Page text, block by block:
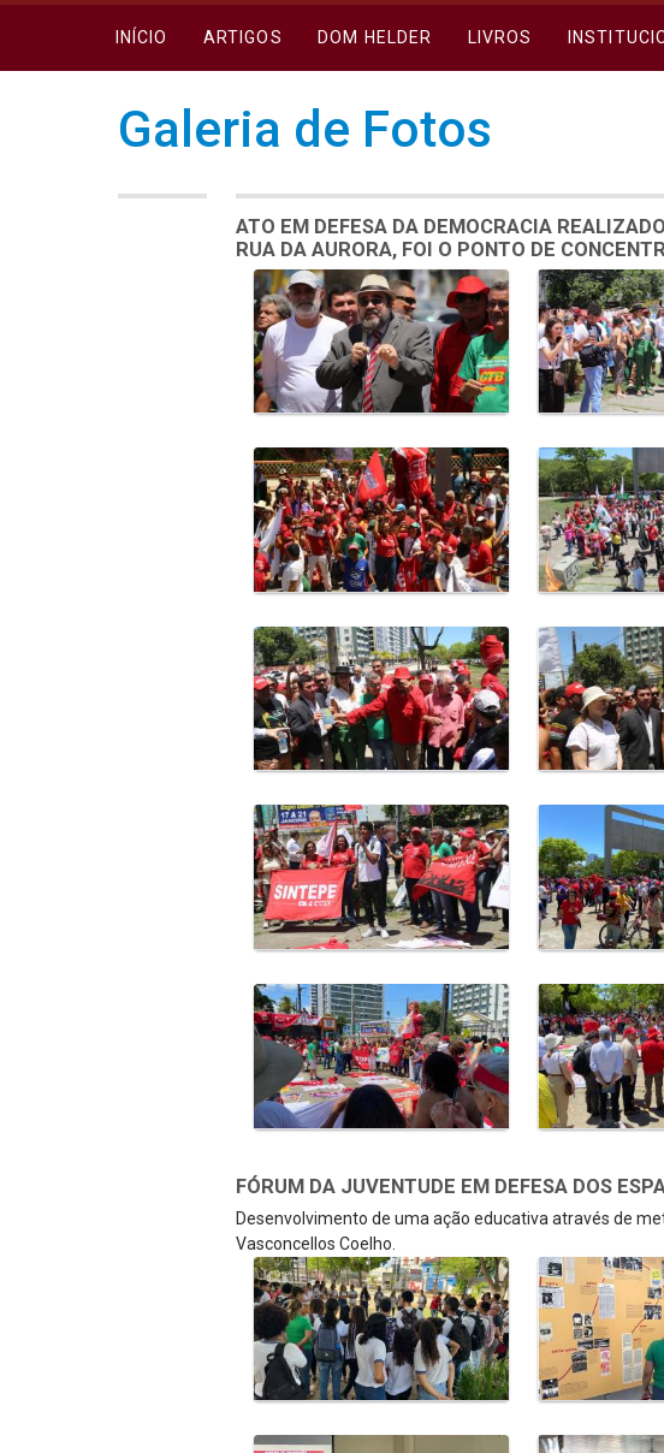
INÍCIO ARTIGOS DOM HELDER LIVROS
Galeria de Fotos
ATO EM DEFESA DA DEMOCRACIA
RUA DA AURORA, FOI O PONTO DE
Galeria de Mídias
FÓRUM DA JUVENTUDE EM DEFESA DOS
Desenvolvimento de uma ação educativa através de
Vasconcellos Coelho.
Galeria de Mídias